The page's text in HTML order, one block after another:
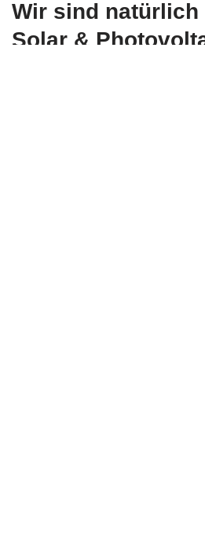
Wir sind natürlich
Solar &